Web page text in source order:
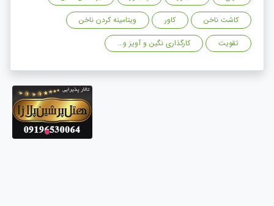
کاشت ناخن
کاور
ویتامینه کردن ناخن
تقویت
کارگذاری نگین و آویز و...